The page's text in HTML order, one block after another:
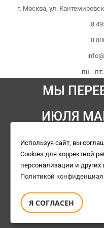
МЫ
ИЮЛЯ
г. Москва, ул.
8
8
пн -
сб -
Мы
Магазин
Используя сайт, вы
Cookies для корректной
персонализации и
Политикой
Я СОГЛАСЕН